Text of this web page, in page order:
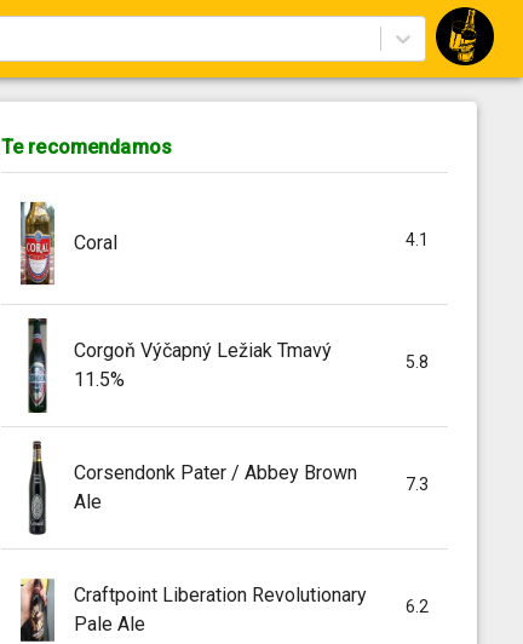
Te recomendamos
Coral 4.1
Corgoň Výčapný Ležiak Tmavý
11.5%
5.8
Corsendonk Pater / Abbey Brown
Ale
7.3
Craftpoint Liberation Revolutionary
Pale Ale
6.2